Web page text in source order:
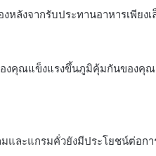
ลังจากรับประทานอาหารเพียง
งคุณแข็งแรงขึ้นภูมิคุ้มกันของคุ
และแกรมคั่วยังมีประโยชน์ต่อก